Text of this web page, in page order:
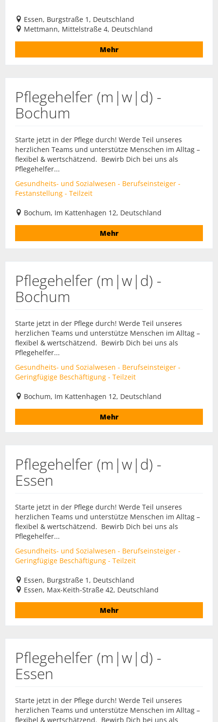
Essen, Burgstraße 1, Deutschland
Mettmann, Mittelstraße 4, Deutschland
Mehr
Pflegehelfer (m|w|d) -
Bochum
Starte jetzt in der Pflege durch! Werde Teil unseres
herzlichen Teams und unterstütze Menschen im Alltag –
flexibel & wertschätzend. Bewirb Dich bei uns als
Pflegehelfer...
Gesundheits- und Sozialwesen - Berufseinsteiger -
Festanstellung - Teilzeit
Bochum, Im Kattenhagen 12, Deutschland
Mehr
Pflegehelfer (m|w|d) -
Bochum
Starte jetzt in der Pflege durch! Werde Teil unseres
herzlichen Teams und unterstütze Menschen im Alltag –
flexibel & wertschätzend. Bewirb Dich bei uns als
Pflegehelfer...
Gesundheits- und Sozialwesen - Berufseinsteiger -
Geringfügige Beschäftigung - Teilzeit
Bochum, Im Kattenhagen 12, Deutschland
Mehr
Pflegehelfer (m|w|d) -
Essen
Starte jetzt in der Pflege durch! Werde Teil unseres
herzlichen Teams und unterstütze Menschen im Alltag –
flexibel & wertschätzend. Bewirb Dich bei uns als
Pflegehelfer...
Gesundheits- und Sozialwesen - Berufseinsteiger -
Geringfügige Beschäftigung - Teilzeit
Essen, Burgstraße 1, Deutschland
Essen, Max-Keith-Straße 42, Deutschland
Mehr
Pflegehelfer (m|w|d) -
Essen
Starte jetzt in der Pflege durch! Werde Teil unseres
herzlichen Teams und unterstütze Menschen im Alltag –
flexibel & wertschätzend. Bewirb Dich bei uns als